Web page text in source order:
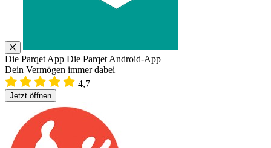
Die Parqet App Die Parqet Android-App
Dein Vermögen immer dabei
4,7
Jetzt öffnen